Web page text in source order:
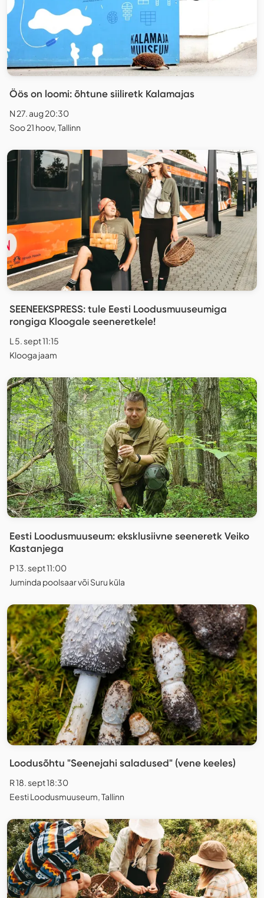
Öös on loomi: õhtune siiliretk Kalamajas
N 27. aug 20:30
Soo 21 hoov, Tallinn
SEENEEKSPRESS: tule Eesti Loodusmuuseumiga
rongiga Kloogale seeneretkele!
L 5. sept 11:15
Klooga jaam
Eesti Loodusmuuseum: eksklusiivne seeneretk Veiko
Kastanjega
P 13. sept 11:00
Juminda poolsaar või Suru küla
Loodusõhtu "Seenejahi saladused" (vene keeles)
R 18. sept 18:30
Eesti Loodusmuuseum, Tallinn